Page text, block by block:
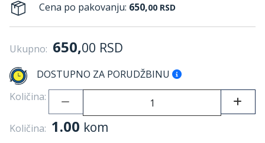
Cena po pakovanju: 650,00 RSD
Ukupno: 650,00 RSD
DOSTUPNO ZA PORUDŽBINU
Količina:
Količina: 1.00 kom